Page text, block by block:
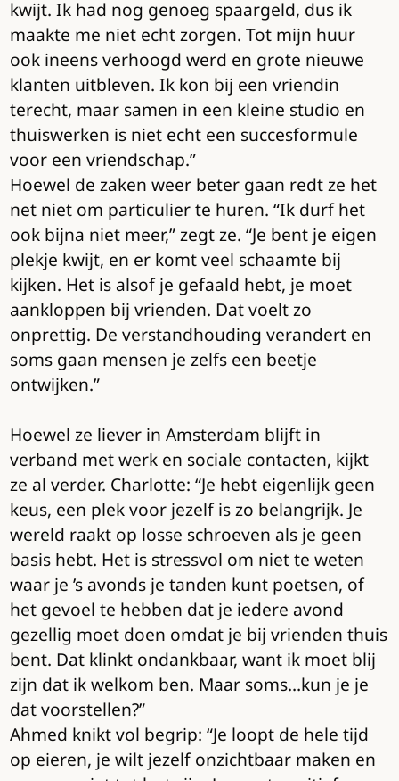
kwijt. Ik had nog genoeg spaargeld, dus ik
maakte me niet echt zorgen. Tot mijn huur
ook ineens verhoogd werd en grote nieuwe
klanten uitbleven. Ik kon bij een vriendin
terecht, maar samen in een kleine studio en
thuiswerken is niet echt een succesformule
voor een vriendschap.”
Hoewel de zaken weer beter gaan redt ze het
net niet om particulier te huren. “Ik durf het
ook bijna niet meer,” zegt ze. “Je bent je eigen
plekje kwijt, en er komt veel schaamte bij
kijken. Het is alsof je gefaald hebt, je moet
aankloppen bij vrienden. Dat voelt zo
onprettig. De verstandhouding verandert en
soms gaan mensen je zelfs een beetje
ontwijken.”
Hoewel ze liever in Amsterdam blijft in
verband met werk en sociale contacten, kijkt
ze al verder. Charlotte: “Je hebt eigenlijk geen
keus, een plek voor jezelf is zo belangrijk. Je
wereld raakt op losse schroeven als je geen
basis hebt. Het is stressvol om niet te weten
waar je ’s avonds je tanden kunt poetsen, of
het gevoel te hebben dat je iedere avond
gezellig moet doen omdat je bij vrienden thuis
bent. Dat klinkt ondankbaar, want ik moet blij
zijn dat ik welkom ben. Maar soms…kun je je
dat voorstellen?”
Ahmed knikt vol begrip: “Je loopt de hele tijd
op eieren, je wilt jezelf onzichtbaar maken en